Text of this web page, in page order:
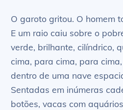
O garoto gritou. O homem
E um raio caiu sobre o
verde, brilhante, cilíndrico,
cima, para cima, para
dentro de uma nave
Sentadas em inúmeras
botões, vacas com